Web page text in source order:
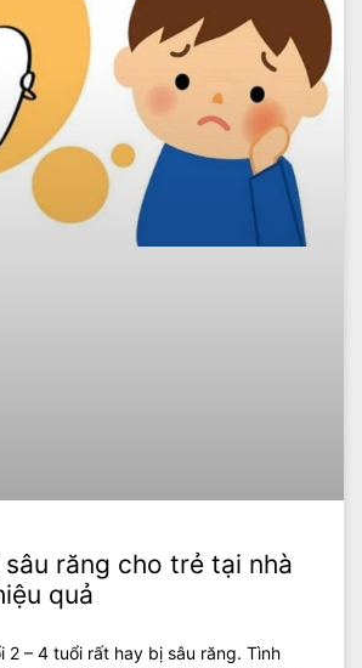
răng cho trẻ tại nhà
quả
2 – 4 tuổi rất hay bị sâu răng. Tình